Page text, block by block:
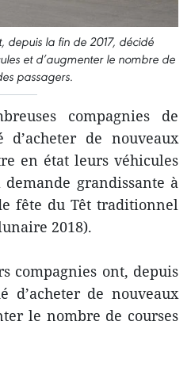
depuis la fin de 2017, décidé
et d’augmenter le nombre de
passagers.
compagnies de
de nouveaux
en état leurs véhicules
grandissante à
fête du Têt traditionnel
2018).
compagnies ont, depuis
d’acheter de nouveaux
le nombre de courses